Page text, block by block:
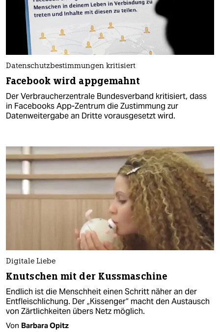
Datenschutzbestimmungen kritisiert
Facebook wird appgemahnt
Der Verbraucherzentrale Bundesverband kritisiert, dass
in Facebooks App-Zentrum die Zustimmung zur
Datenweitergabe an Dritte vorausgesetzt wird.
Digitale Liebe
Knutschen mit der Kussmaschine
Endlich ist die Menschheit einen Schritt näher an der
Entfleischlichung. Der „Kissenger“ macht den Austausch
von Zärtlichkeiten übers Netz möglich.
Von Barbara Opitz